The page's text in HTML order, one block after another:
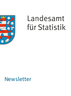
Newsletter